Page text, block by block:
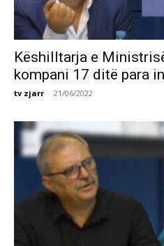
Këshilltarja e
kompani 17 ditë para
tv zjarr - 21/06/2022